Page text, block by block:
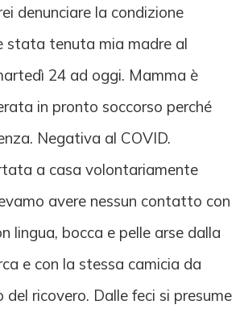
denunciare la condizione
stata tenuta mia madre al
24 ad oggi. Mamma è
in pronto soccorso perché
Negativa al COVID.
a casa volontariamente
avere nessun contatto con
lingua, bocca e pelle arse dalla
e con la stessa camicia da
ricovero. Dalle feci si presume